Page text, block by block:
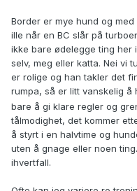
Border er mye hund og
ille når en BC slår på
ikke bare ødelegge ting her
selv, meg eller katta. Nei vi
er rolige og han takler det
rumpa, så er litt vanskelig å
bare å gi klare regler og
tålmodighet, det kommer
å styrt i en halvtime og
uten å gnage eller noen
ihvertfall.